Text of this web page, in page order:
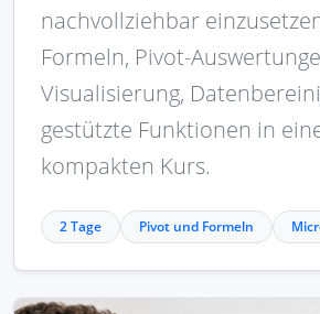
nachvollziehbar
Formeln, Pivot-
Visualisierung,
gestützte Funktionen in
kompakten Kurs.
2 Tage Pivot und Formeln